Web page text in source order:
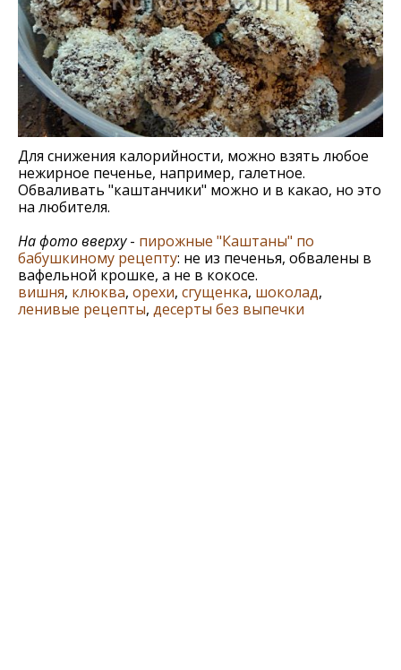
Для снижения калорийности, можно взять любое
нежирное печенье, например, галетное.
Обваливать "каштанчики" можно и в какао, но это
на любителя.
На фото вверху- пирожные "Каштаны" по
бабушкиному рецепту: не из печенья, обвалены в
вафельной крошке, а не в кокосе.
вишня, клюква, орехи, сгущенка, шоколад,
ленивые рецепты, десерты без выпечки